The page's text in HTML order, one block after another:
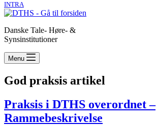
INTRA
Danske Tale- Høre- &
Synsinstitutioner
Menu
God praksis artikel
Praksis i DTHS overordnet –
Rammebeskrivelse